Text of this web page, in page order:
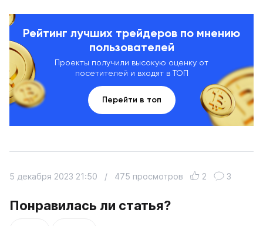
Рейтинг лучших трейдеров по мнению
пользователей
Проекты получили высокую оценку от
посетителей и входят в ТОП
Перейти в топ
Понравилась ли статья?
5 декабря 2023 21:50 / 475 просмотров 2 3